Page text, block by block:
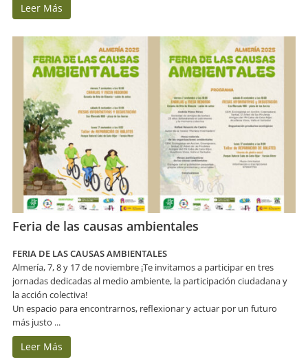
Leer Más
Feria de las causas ambientales
FERIA DE LAS CAUSAS AMBIENTALES
Almería, 7, 8 y 17 de noviembre ¡Te invitamos a participar en tres
jornadas dedicadas al medio ambiente, la participación ciudadana y
la acción colectiva!
Un espacio para encontrarnos, reflexionar y actuar por un futuro
más justo ...
Leer Más